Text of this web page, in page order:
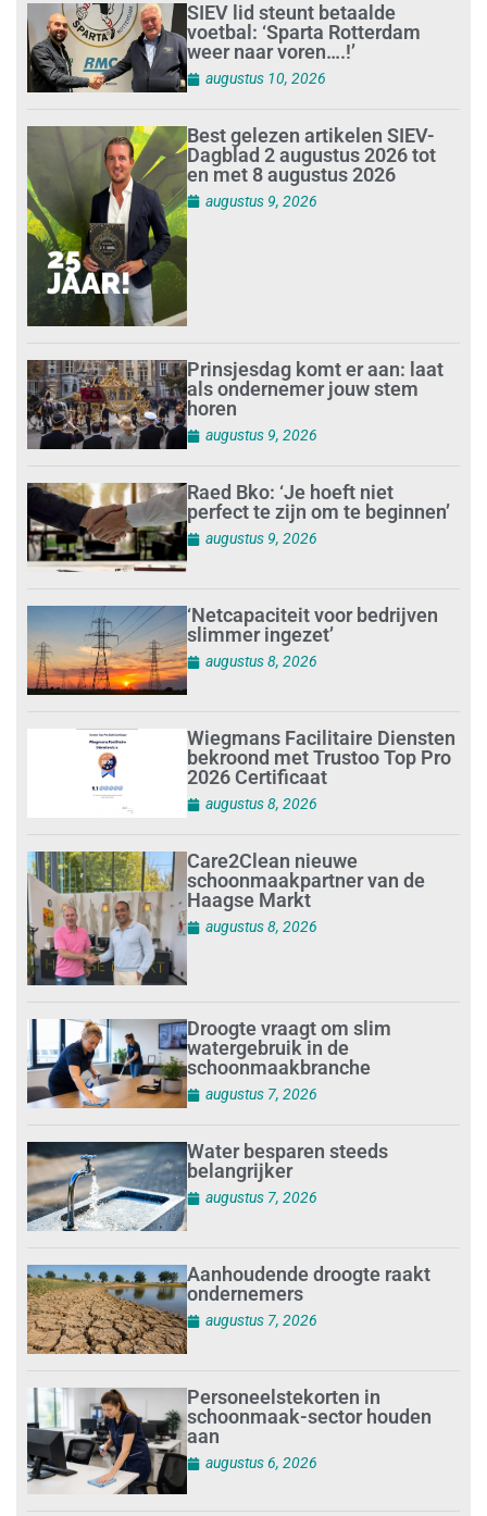
SIEV lid steunt betaalde
voetbal: ‘Sparta Rotterdam
weer naar voren….!’
augustus 10, 2026
Best gelezen artikelen SIEV-
Dagblad 2 augustus 2026 tot
en met 8 augustus 2026
augustus 9, 2026
Prinsjesdag komt er aan: laat
als ondernemer jouw stem
horen
augustus 9, 2026
Raed Bko: ‘Je hoeft niet
perfect te zijn om te beginnen’
augustus 9, 2026
‘Netcapaciteit voor bedrijven
slimmer ingezet’
augustus 8, 2026
Wiegmans Facilitaire Diensten
bekroond met Trustoo Top Pro
2026 Certificaat
augustus 8, 2026
Care2Clean nieuwe
schoonmaakpartner van de
Haagse Markt
augustus 8, 2026
Droogte vraagt om slim
watergebruik in de
schoonmaakbranche
augustus 7, 2026
Water besparen steeds
belangrijker
augustus 7, 2026
Aanhoudende droogte raakt
ondernemers
augustus 7, 2026
Personeelstekorten in
schoonmaak-sector houden
aan
augustus 6, 2026